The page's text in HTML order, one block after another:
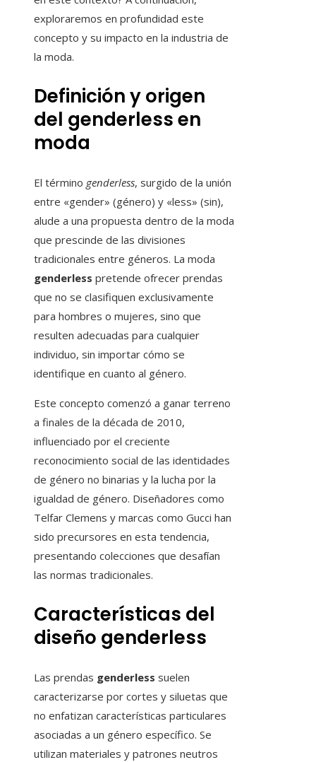
exploraremos en profundidad este
concepto y su impacto en la industria de
la moda.
Definición y origen
del genderless en
moda
El término genderless, surgido de la unión
entre «gender» (género) y «less» (sin),
alude a una propuesta dentro de la moda
que prescinde de las divisiones
tradicionales entre géneros. La moda
genderless pretende ofrecer prendas
que no se clasifiquen exclusivamente
para hombres o mujeres, sino que
resulten adecuadas para cualquier
individuo, sin importar cómo se
identifique en cuanto al género.
Este concepto comenzó a ganar terreno
a finales de la década de 2010,
influenciado por el creciente
reconocimiento social de las identidades
de género no binarias y la lucha por la
igualdad de género. Diseñadores como
Telfar Clemens y marcas como Gucci han
sido precursores en esta tendencia,
presentando colecciones que desafían
las normas tradicionales.
Características del
diseño genderless
Las prendas genderless suelen
caracterizarse por cortes y siluetas que
no enfatizan características particulares
asociadas a un género específico. Se
utilizan materiales y patrones neutros